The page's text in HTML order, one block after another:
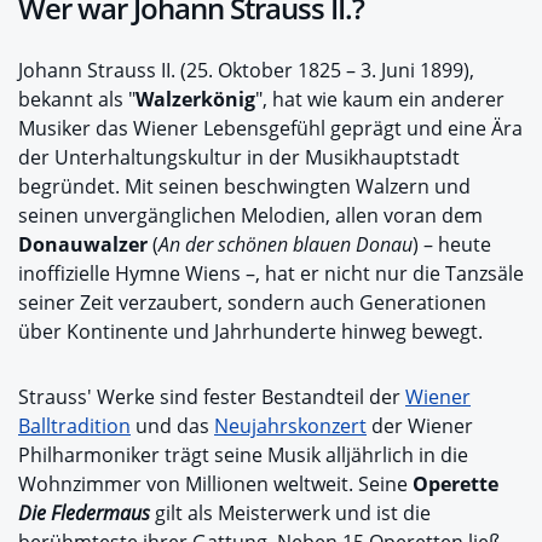
Johann Strauss II. (25. Oktober 1825 – 3. Juni 1899),
bekannt als "Walzerkönig", hat wie kaum ein anderer
Musiker das Wiener Lebensgefühl geprägt und eine Ära
der Unterhaltungskultur in der Musikhauptstadt
begründet. Mit seinen beschwingten Walzern und
seinen unvergänglichen Melodien, allen voran dem
Donauwalzer(An der schönen blauen Donau) – heute
inoffizielle Hymne Wiens –, hat er nicht nur die Tanzsäle
seiner Zeit verzaubert, sondern auch Generationen
über Kontinente und Jahrhunderte hinweg bewegt.
Strauss' Werke sind fester Bestandteil derWiener
Balltradition und das Neujahrskonzert der Wiener
Philharmoniker trägt seine Musik alljährlich in die
Wohnzimmer von Millionen weltweit. Seine Operette
Die Fledermausgilt als Meisterwerk und ist die